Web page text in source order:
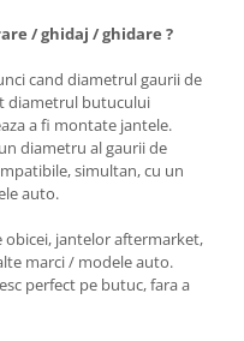
/ ghidaj / ghidare ?
cand diametrul gaurii de
diametrul butucului
a fi montate jantele.
diametru al gaurii de
simultan, cu un
auto.
obicei, jantelor aftermarket,
marci / modele auto.
perfect pe butuc, fara a